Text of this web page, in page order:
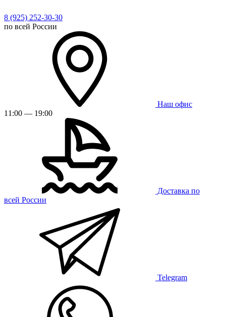
8 (925) 252-30-30
по всей России
Наш офис
11:00 — 19:00
Доставка по
всей России
Telegram